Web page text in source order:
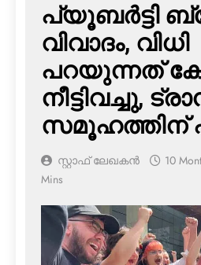
പ്യൂബര്‍ട്ടി
വിവാദം, വിധി
പറയുന്നത്
നീട്ടിവച്ചു,
സമൂഹത്തിന്
സ്റ്റാഫ് ലേഖകൻ 10
Mins